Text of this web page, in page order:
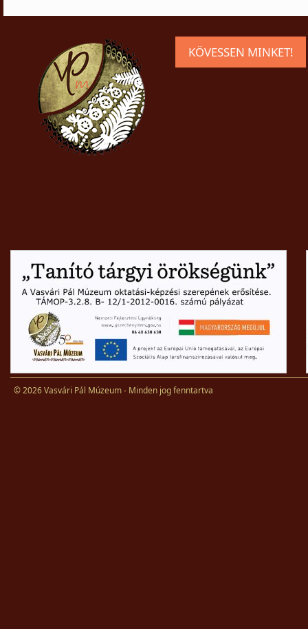
KÖVESSEN MINKET!
© 2026 Vasvári Pál Múzeum - Minden jog fenntartva